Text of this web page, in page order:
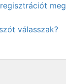
válasszak?